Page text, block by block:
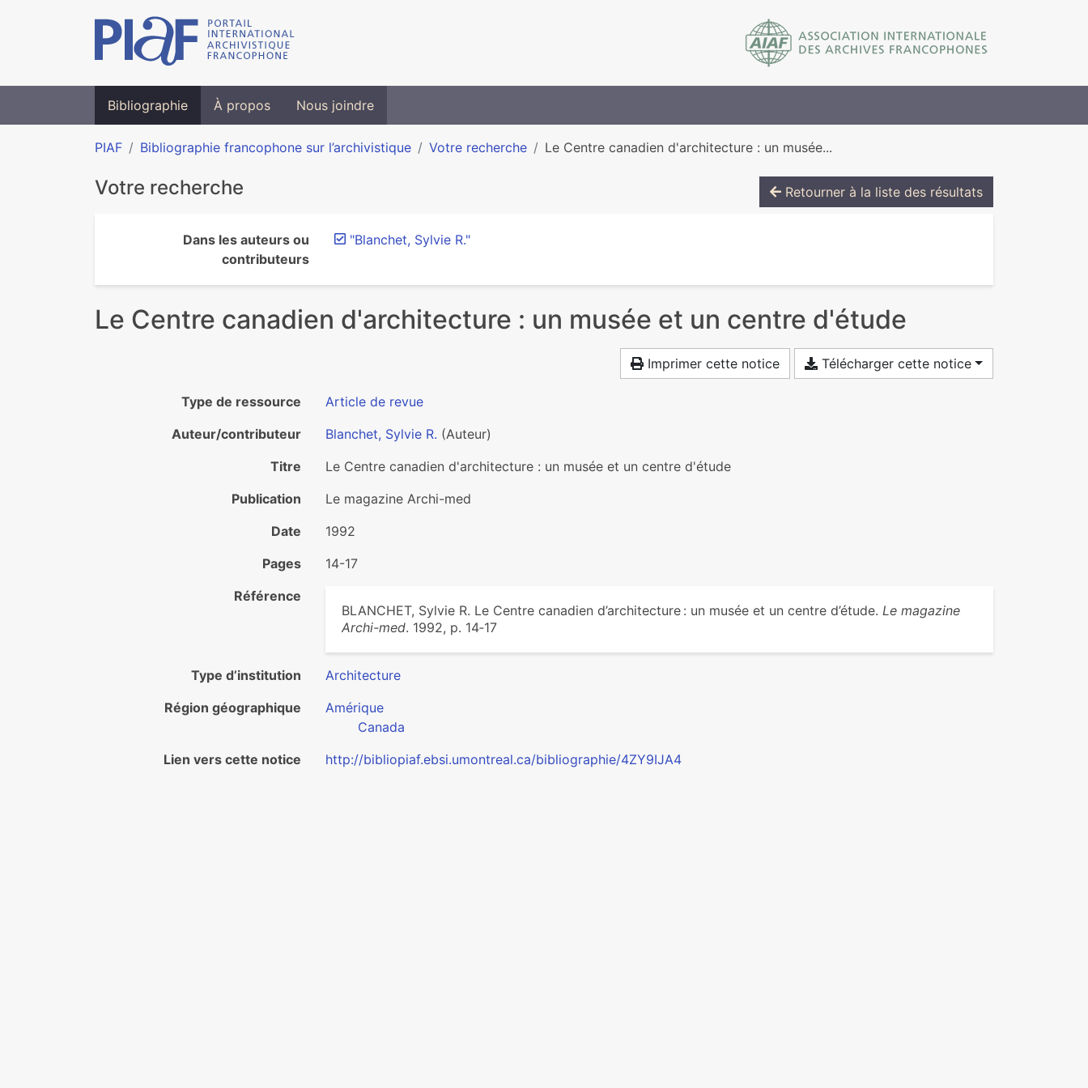
Bibliographie À propos Nous joindre
PIAF Bibliographie francophone sur l’archivistique Votre recherche Le Centre canadien d'architecture : un musée...
Votre recherche Retourner à la liste des résultats
Dans les auteurs ou
contributeurs
"Blanchet, Sylvie R."
Le Centre canadien d'architecture : un musée et un centre d'étude
Imprimer cette notice Télécharger cette notice
Type de ressource
Article de revue
Auteur/contributeur
Blanchet, Sylvie R. (Auteur)
Titre
Le Centre canadien d'architecture : un musée et un centre d'étude
Publication
Le magazine Archi-med
Date
1992
Pages
14-17
Référence
BLANCHET, Sylvie R. Le Centre canadien d’architecture : un musée et un centre d’étude. Le magazine
Archi-med. 1992, p. 14‑17
Type d’institution
Architecture
Région géographique
Amérique
Canada
Lien vers cette notice
http://bibliopiaf.ebsi.umontreal.ca/bibliographie/4ZY9IJA4